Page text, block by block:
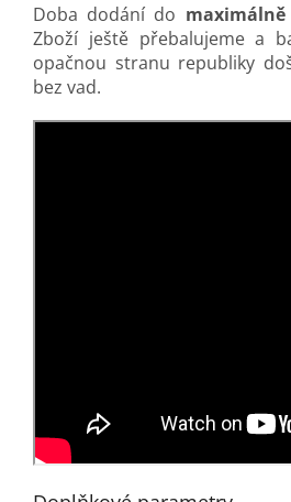
Doba dodání do
Zboží ještě přebalujeme a
opačnou stranu republiky
bez vad.